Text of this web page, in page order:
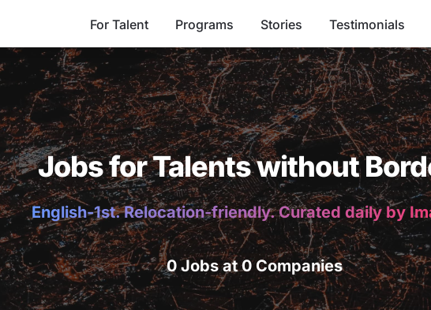
For Talent Programs Stories Testimonials
Jobs for Talents without
English-1st. Relocation-friendly. Curated daily by
0 Jobs at 0 Companies